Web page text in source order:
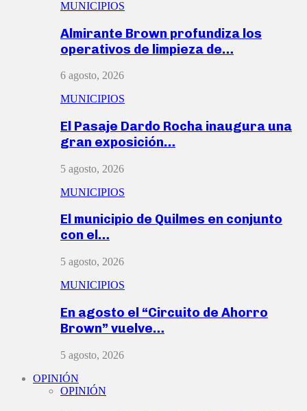
MUNICIPIOS
Almirante Brown profundiza los
operativos de limpieza de…
6 agosto, 2026
MUNICIPIOS
El Pasaje Dardo Rocha inaugura una
gran exposición…
5 agosto, 2026
MUNICIPIOS
El municipio de Quilmes en conjunto
con el…
5 agosto, 2026
MUNICIPIOS
En agosto el “Circuito de Ahorro
Brown” vuelve…
5 agosto, 2026
OPINIÓN
OPINIÓN